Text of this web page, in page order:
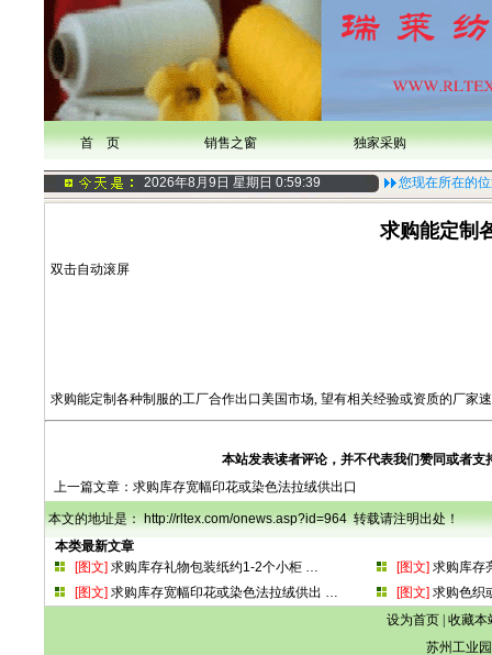
首 页 销售之窗 独家采购
2026年8月9日 星期日 0:59:39 您现在所在的
求购能定制
双击自动滚屏
求购能定制各种制服的工厂合作出口美国市场, 望有相关经验或资质的厂家
本站发表读者评论，并不代表我们赞同或者
上一篇文章： 求购库存宽幅印花或染色法拉绒供出口
本文的地址是： http://rltex.com/onews.asp?id=964 转载请注明出处！
本类最新文章
[图文] 求购库存礼物包装纸约1-2个小柜 … [图文] 求购库存
[图文] 求购库存宽幅印花或染色法拉绒供出 … [图文] 求购色织
设为首页| 收藏本
苏州工业